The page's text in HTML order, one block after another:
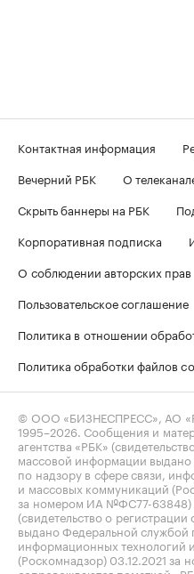
Контактная информация
Вечерний РБК
О
Скрыть баннеры на РБК
Корпоративная подписка
О соблюдении авторских прав
Пользовательское соглашение
Политика в отношении
Политика обработки файлов
© ООО «БИЗНЕСПРЕСС», АО
1995–2026 . Сообщения и
агентства «РБК»
массовой информации
по надзору в сфере связи,
и массовых коммуникаций
за номером ИА №ФС77-63848)
(свидетельство о
выдано Федеральной службой
информационных технологий
(Роскомнадзор) 03.12.2021